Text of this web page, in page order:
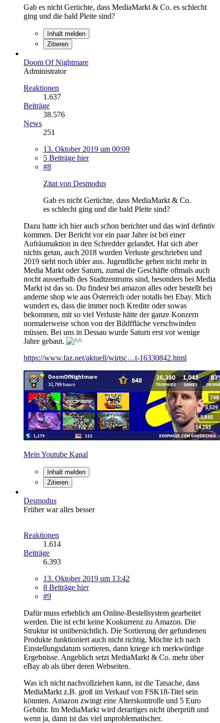
Gab es nicht Gerüchte, dass MediaMarkt & Co. es schlecht
ging und die bald Pleite sind?
Inhalt melden
Zitieren
Doom Of Nightmare
Administrator
Reaktionen
1.637
Beiträge
38.576
News
251
13. Oktober 2019 um 00:09
5 Beiträge hier
#8
Zitat von Desmodus
Gab es nicht Gerüchte, dass MediaMarkt & Co.
es schlecht ging und die bald Pleite sind?
Dazu hatte ich hier auch schon berichtet und das wird defintiv
kommen. Der Bericht vor ein paar Jahre ist bei einer
Aufräumaktion in den Schredder gelandet. Hat sich aber
nichts getan, auch 2018 wurden Verluste geschrieben und
2019 sieht noch übler aus. Jugendliche gehen nicht mehr in
Media Markt oder Saturn, zumal die Geschäfte oftmals auch
nocht ausserhalb des Stadtzentrums sind, besonders bei Media
Markt ist das so. Du findest bei amazon alles oder bestellt bei
anderne shop wie aus Österreich oder notalls bei Ebay. Mich
wundert es, dass die immer noch Kredite oder sowas
bekommen, mit so viel Verluste hätte der ganze Konzern
normalerweise schon von der Bildffläche verschwinden
müssen. Bei uns in Dessau wurde Saturn erst vor wenige
Jahre gebaut.
https://www.faz.net/aktuell/wirtsc…t-16330842.html
Mein Youtube Kanal
Inhalt melden
Zitieren
Desmodus
Früher war alles besser
Reaktionen
1.614
Beiträge
6.393
13. Oktober 2019 um 13:42
8 Beiträge hier
#9
Dafür muss erheblich am Online-Bestellsystem gearbeitet
werden. Die ist echt keine Konkurrenz zu Amazon. Die
Struktur ist unübersichtlich. Die Sortierung der gefundenen
Produkte funktioniert auch nicht richtig. Möchte ich nach
Einstellungsdatum sortieren, dann kriege ich merkwürdige
Ergebnisse. Angeblich setzt MediaMarkt & Co. mehr über
eBay ab als über deren Webseiten.
Was ich nicht nachvollziehen kann, ist die Tatsache, dass
MediaMarkt z.B. groß im Verkauf von FSK18-Titel sein
könnten. Amazon zwingt eine Alterskontrolle und 5 Euro
Gebühr. Im MediaMarkt wird derartiges nicht überprüft und
wenn ja, dann ist das viel unproblematischer.